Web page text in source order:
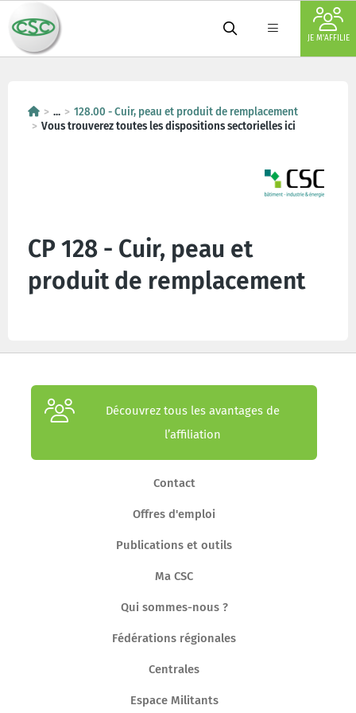
JE M'AFFILIE
...
128.00 - Cuir, peau et produit de remplacement
Vous trouverez toutes les dispositions sectorielles ici
CP 128 - Cuir, peau et
produit de remplacement
Découvrez tous les avantages de
l’affiliation
Contact
Offres d'emploi
Publications et outils
Ma CSC
Qui sommes-nous ?
Fédérations régionales
Centrales
Espace Militants